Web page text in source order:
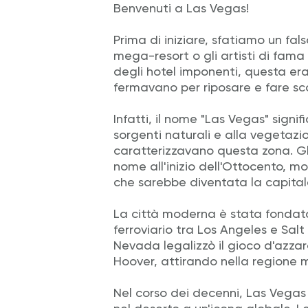
Benvenuti a Las Vegas!
Prima di iniziare, sfatiamo un
mega-resort o gli artisti di fama
degli hotel imponenti, questa
fermavano per riposare e fare
Infatti, il nome "Las Vegas"
sorgenti naturali e alla
caratterizzavano questa zona.
nome all'inizio dell'Ottocento,
che sarebbe diventata la
La città moderna è stata
ferroviario tra Los Angeles e
Nevada legalizzò il gioco
Hoover, attirando nella regione
Nel corso dei decenni, Las